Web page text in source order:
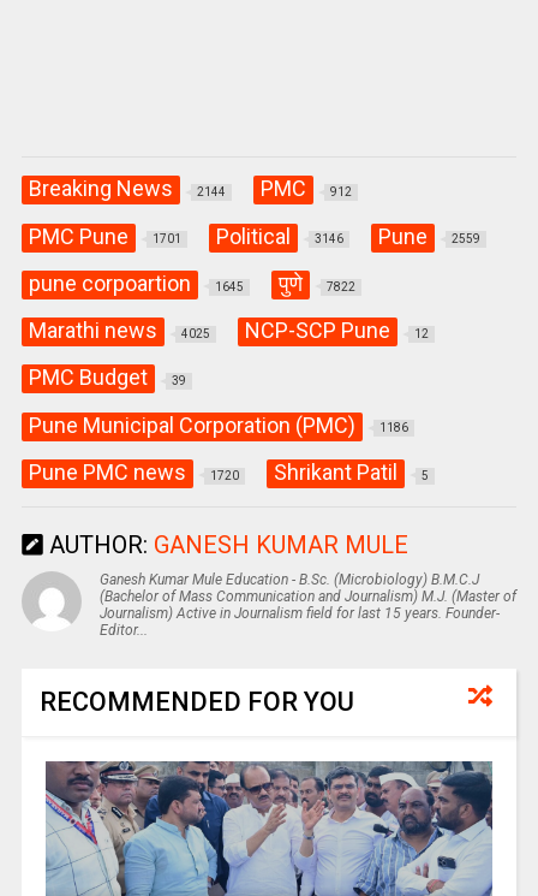
Breaking News 2144 PMC 912
PMC Pune 1701 Political 3146 Pune 2559
pune corpoartion 1645 पुणे 7822
Marathi news 4025 NCP-SCP Pune 12
PMC Budget 39
Pune Municipal Corporation (PMC) 1186
Pune PMC news 1720 Shrikant Patil 5
AUTHOR: GANESH KUMAR MULE
Ganesh Kumar Mule Education - B.Sc. (Microbiology) B.M.C.J
(Bachelor of Mass Communication and Journalism) M.J. (Master of
Journalism) Active in Journalism field for last 15 years. Founder-
Editor...
RECOMMENDED FOR YOU